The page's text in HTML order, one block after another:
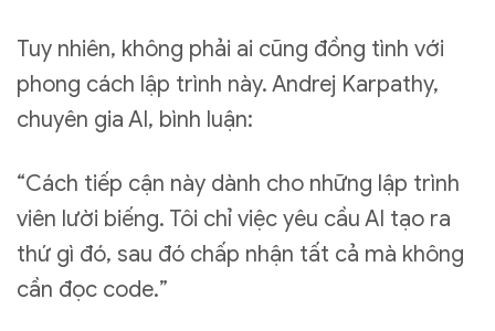
Tuy nhiên, không phải ai cũng đồng tình với
phong cách lập trình này. Andrej Karpathy,
chuyên gia AI, bình luận:
“Cách tiếp cận này dành cho những lập trình
viên lười biếng. Tôi chỉ việc yêu cầu AI tạo ra
thứ gì đó, sau đó chấp nhận tất cả mà không
cần đọc code.”